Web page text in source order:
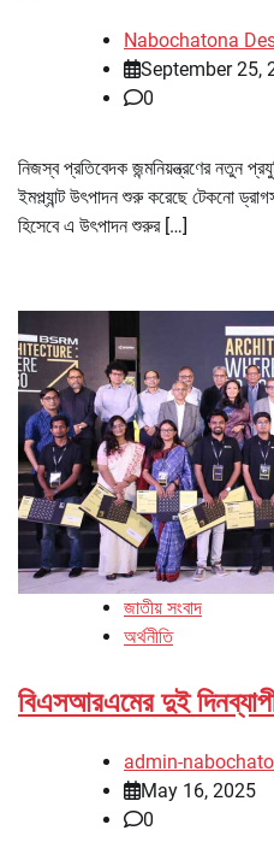
Nabochatona
September 25,
0
নিজস্ব প্রতিবেদক জন্মনিয়ন্ত্রণের নতুন
ইমপ্ল্যান্ট উৎপাদন শুরু করেছে টেকনো
হিসেবে এ উৎপাদন শুরুর […]
জাতীয় সংবাদ
অর্থনীতি
বিএসআরএমের দুই
admin-
May 16, 2025
0